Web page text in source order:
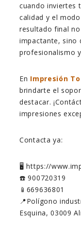
cuando inviertes
calidad y el
resultado final
impactante, sino
profesionalismo
En Impresión
brindarte el
destacar.
impresiones
Contacta ya:
🖥️ https://
☎️ 900720319
📱669636801
📍Polígono
Esquina, 03009